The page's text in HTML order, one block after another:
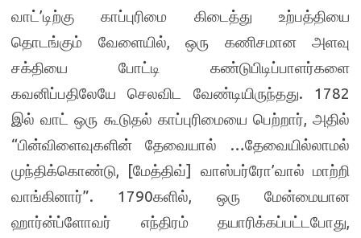
வாட்’டிற்கு காப்புரிமை கிடைத்து உற்பத்தியை
தொடங்கும் வேளையில், ஒரு கணிசமான அளவு
சக்தியை போட்டி கண்டுபிடிப்பாளர்களை
கவனிப்பதிலேயே செலவிட வேண்டியிருந்தது. 1782
இல் வாட் ஒரு கூடுதல் காப்புரிமையை பெற்றார், அதில்
“பின்விளைவுகளின் தேவையால் …தேவையில்லாமல்
முந்திக்கொண்டு, [மேத்திவ்] வாஸ்பர்ரோ’வால் மாற்றி
வாங்கினார்”. 1790களில், ஒரு மேன்மையான
ஹார்ன்ப்ளோவர் எந்திரம் தயாரிக்கப்பட்டபோது,